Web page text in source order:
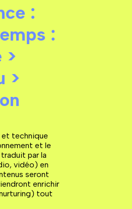
:
:
>
>
et technique
et le
par la
vidéo) en
seront
enrichir
tout